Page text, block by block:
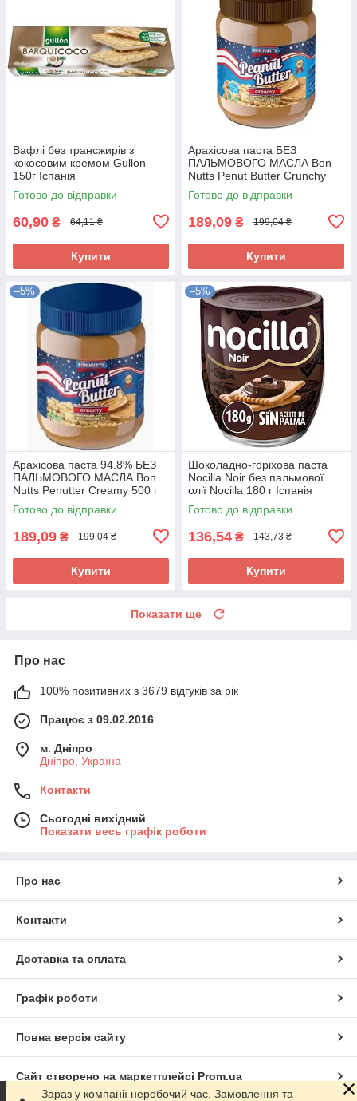
Вафлі без трансжирів з
кокосовим кремом Gullon
150г Іспанія
Готово до відправки
60,90 ₴ 64,11 ₴
Купити
Арахісова паста БЕЗ
ПАЛЬМОВОГО МАСЛА Bon
Nutts Penut Butter Crunchy
500 г Франція
Готово до відправки
189,09 ₴ 199,04 ₴
Купити
–5%
Арахісова паста 94.8% БЕЗ
ПАЛЬМОВОГО МАСЛА Bon
Nutts Penutter Creamy 500 г
Франція
Готово до відправки
189,09 ₴ 199,04 ₴
Купити
–5%
Шоколадно-горіхова паста
Nocilla Noir без пальмової
олії Nocilla 180 г Іспанія
Готово до відправки
136,54 ₴ 143,73 ₴
Купити
Показати ще
Про нас
100% позитивних з 3679 відгуків за рік
Працює з 09.02.2016
м. Дніпро
Дніпро, Україна
Контакти
Сьогодні вихідний
Показати весь графік роботи
Про нас
Контакти
Доставка та оплата
Графік роботи
Повна версія сайту
Сайт створено на маркетплейсі Prom.ua
Зараз у компанії неробочий час. Замовлення та